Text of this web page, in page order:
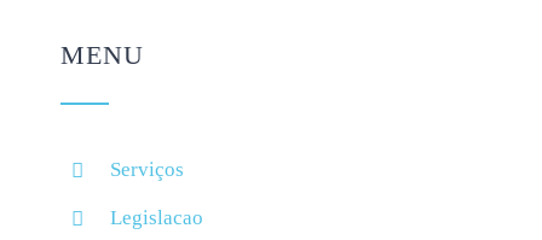
MENU
Serviços
Legislacao